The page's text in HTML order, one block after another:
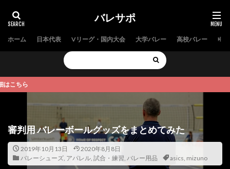
バレサポ
ホーム 日本代表 Vリーグ・国内大会 大学バレー 高校バレー 中
審判用 バレーボールグッズをまとめてみた
2019年10月13日
2020年8月8日
バレーシューズ, アパレル, 試合・練習, バレー用品 asics, mizuno